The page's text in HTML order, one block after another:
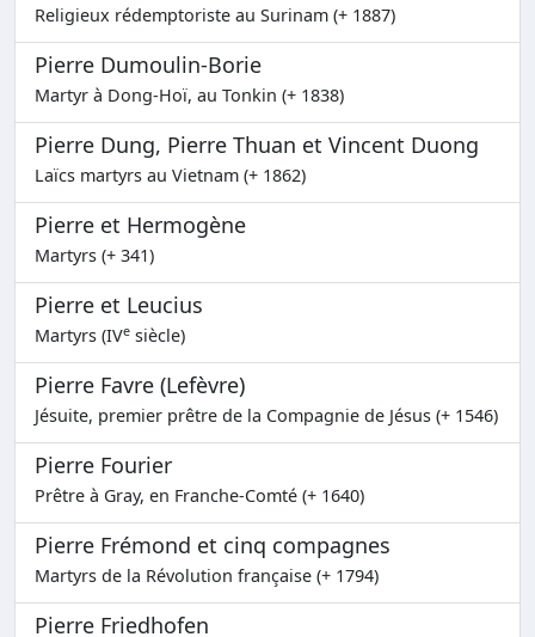
Religieux rédemptoriste au Surinam (+ 1887)
Pierre Dumoulin-Borie
Martyr à Dong-Hoï, au Tonkin (+ 1838)
Pierre Dung, Pierre Thuan et Vincent Duong
Laïcs martyrs au Vietnam (+ 1862)
Pierre et Hermogène
Martyrs (+ 341)
Pierre et Leucius
Martyrs (IVe siècle)
Pierre Favre (Lefèvre)
Jésuite, premier prêtre de la Compagnie de Jésus (+ 1546)
Pierre Fourier
Prêtre à Gray, en Franche-Comté (+ 1640)
Pierre Frémond et cinq compagnes
Martyrs de la Révolution française (+ 1794)
Pierre Friedhofen